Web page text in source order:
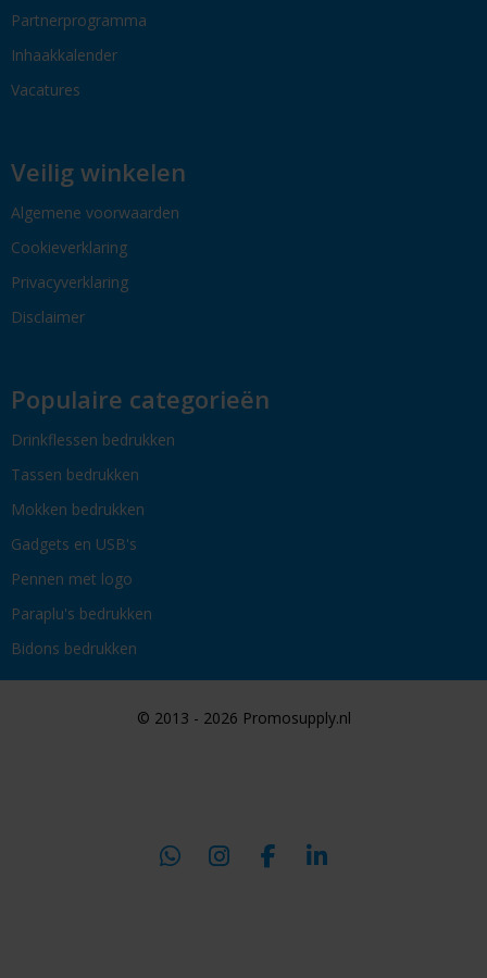
Partnerprogramma
Inhaakkalender
Vacatures
Veilig winkelen
Algemene voorwaarden
Cookieverklaring
Privacyverklaring
Disclaimer
Populaire categorieën
Drinkflessen bedrukken
Tassen bedrukken
Mokken bedrukken
Gadgets en USB's
Pennen met logo
Paraplu's bedrukken
Bidons bedrukken
© 2013 - 2026 Promosupply.nl